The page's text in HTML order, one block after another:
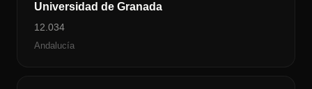
Universidad de Granada
12.034
Andalucía